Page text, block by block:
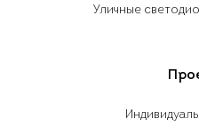
Уличные